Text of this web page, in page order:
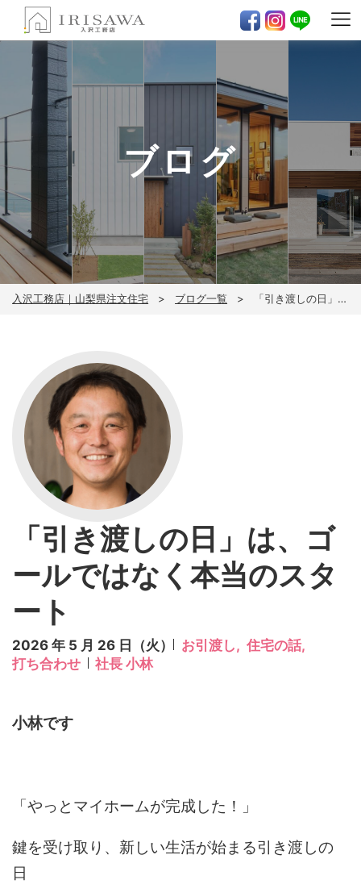
ブログ
入沢工務店｜山梨県注文住宅 ブログ一覧 「引き渡しの日」は、ゴールではなく本当のスタート
「引き渡しの日」は、ゴ
ールではなく本当のスタ
ート
2026 年 5 月 26 日（火） お引渡し, 住宅の話,
打ち合わせ
社長 小林
小林です
「やっとマイホームが完成した！」
鍵を受け取り、新しい生活が始まる引き渡しの
日